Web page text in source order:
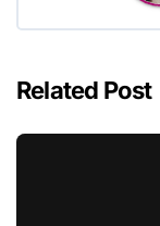
Related Post